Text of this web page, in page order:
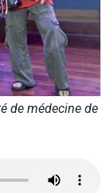
de médecine de